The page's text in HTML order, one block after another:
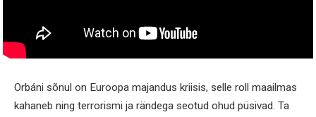
Orbáni sõnul on Euroopa majandus kriisis, selle roll maailmas
kahaneb ning terrorismi ja rändega seotud ohud püsivad. Ta